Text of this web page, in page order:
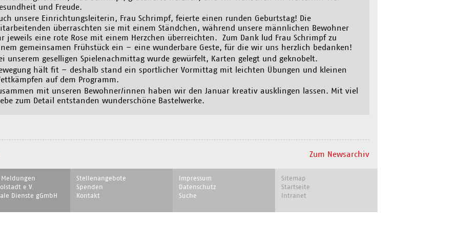
und Freude.
unsere Einrichtungsleiterin, Frau Schrimpf, feierte einen runden Geburtstag! Die
überraschten sie mit einem Ständchen, während unsere männlichen Bewohner
jeweils eine rote Rose mit einem Herzchen überreichten. Zum Dank lud Frau Schrimpf zu
gemeinsamen Frühstück ein – eine wunderbare Geste, für die wir uns herzlich bedanken!
unserem geselligen Spielenachmittag wurde gewürfelt, Karten gelegt und geknobelt.
hält fit – deshalb stand ein sportlicher Vormittag mit leichten Übungen und kleinen
auf dem Programm.
mit unseren Bewohner/innen haben wir den Januar kreativ ausklingen lassen. Mit viel
zum Detail entstanden wunderschöne Bastelwerke.
Zum Newsarchiv
e.V.
Dienste gGmbH
Navigation
überspringen
Stellenangebote
Spenden
Kontakt
Navigation
überspringen
Impressum
Datenschutz
Suche
Navigation
überspringen
Sitemap
Startseite
Intranet